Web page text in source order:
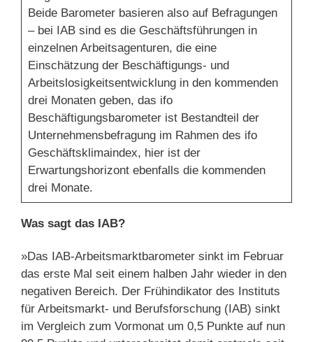
Beide Barometer basieren also auf Befragungen
– bei IAB sind es die Geschäftsführungen in
einzelnen Arbeitsagenturen, die eine
Einschätzung der Beschäftigungs- und
Arbeitslosigkeitsentwicklung in den kommenden
drei Monaten geben, das ifo
Beschäftigungsbarometer ist Bestandteil der
Unternehmensbefragung im Rahmen des ifo
Geschäftsklimaindex, hier ist der
Erwartungshorizont ebenfalls die kommenden
drei Monate.
Was sagt das IAB?
»Das IAB-Arbeitsmarktbarometer sinkt im Februar
das erste Mal seit einem halben Jahr wieder in den
negativen Bereich. Der Frühindikator des Instituts
für Arbeitsmarkt- und Berufsforschung (IAB) sinkt
im Vergleich zum Vormonat um 0,5 Punkte auf nun